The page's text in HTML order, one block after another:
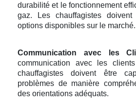
durabilité et le fonctionnement
gaz. Les chauffagistes
options disponibles sur le marché.
Communication avec les
communication avec les
chauffagistes doivent être
problèmes de manière
des orientations adéquats.